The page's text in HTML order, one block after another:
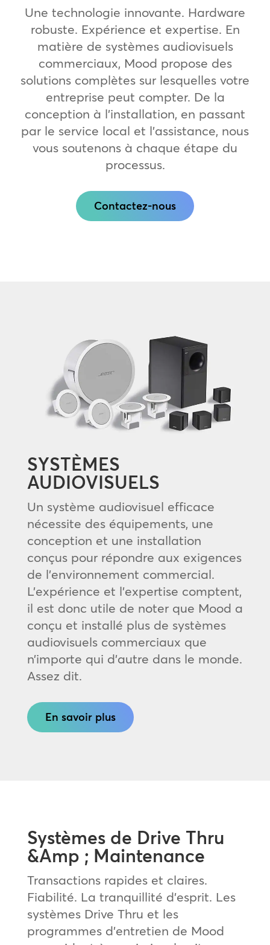
Une technologie innovante. Hardware
robuste. Expérience et expertise. En
matière de systèmes audiovisuels
commerciaux, Mood propose des
solutions complètes sur lesquelles votre
entreprise peut compter. De la
conception à l’installation, en passant
par le service local et l’assistance, nous
vous soutenons à chaque étape du
processus.
Contactez-nous
SYSTÈMES
AUDIOVISUELS
Un système audiovisuel efficace
nécessite des équipements, une
conception et une installation
conçus pour répondre aux exigences
de l’environnement commercial.
L’expérience et l’expertise comptent,
il est donc utile de noter que Mood a
conçu et installé plus de systèmes
audiovisuels commerciaux que
n’importe qui d’autre dans le monde.
Assez dit.
En savoir plus
Systèmes de Drive Thru
&Amp ; Maintenance
Transactions rapides et claires.
Fiabilité. La tranquillité d’esprit. Les
systèmes Drive Thru et les
programmes d’entretien de Mood